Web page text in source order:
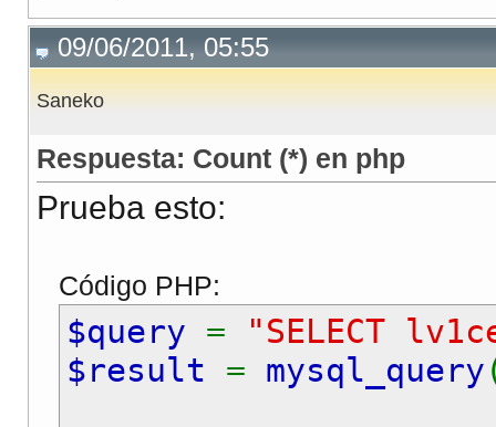
09/06/2011, 05:55
Saneko
Respuesta: Count (*) en php
Prueba esto:
Código PHP:
$query =
"SELECT
$result = mysql_query